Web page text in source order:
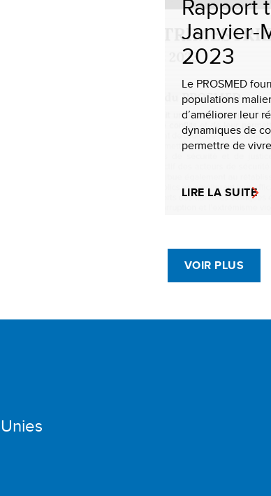
Janvier-
2023
Le PROSMED
populations
d’améliorer leur
dynamiques de
permettre de
LIRE LA SUITE
VOIR PLUS